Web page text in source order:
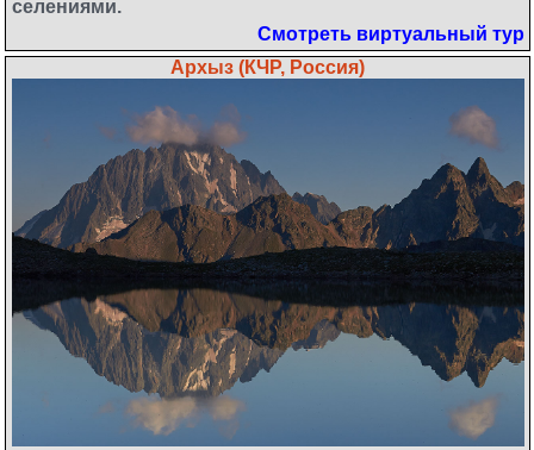
селениями.
Смотреть виртуальный тур
Архыз (КЧР, Россия)